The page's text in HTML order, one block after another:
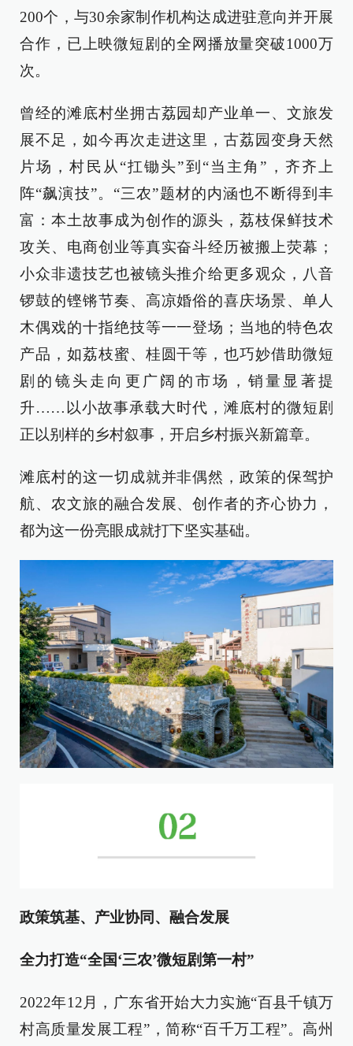
200个，与30余家制作机构达成进驻意向并开展
合作，已上映微短剧的全网播放量突破1000万
次。
曾经的滩底村坐拥古荔园却产业单一、文旅发
展不足，如今再次走进这里，古荔园变身天然
片场，村民从“扛锄头”到“当主角”，齐齐上
阵“飙演技”。“三农”题材的内涵也不断得到丰
富：本土故事成为创作的源头，荔枝保鲜技术
攻关、电商创业等真实奋斗经历被搬上荧幕；
小众非遗技艺也被镜头推介给更多观众，八音
锣鼓的铿锵节奏、高凉婚俗的喜庆场景、单人
木偶戏的十指绝技等一一登场；当地的特色农
产品，如荔枝蜜、桂圆干等，也巧妙借助微短
剧的镜头走向更广阔的市场，销量显著提
升……以小故事承载大时代，滩底村的微短剧
正以别样的乡村叙事，开启乡村振兴新篇章。
滩底村的这一切成就并非偶然，政策的保驾护
航、农文旅的融合发展、创作者的齐心协力，
都为这一份亮眼成就打下坚实基础。
政策筑基、产业协同、融合发展
全力打造“全国‘三农’微短剧第一村”
2022年12月，广东省开始大力实施“百县千镇万
村高质量发展工程”，简称“百千万工程”。高州